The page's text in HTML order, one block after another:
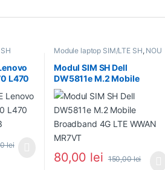
L470
lei
Module laptop SIM/LTE SH, NOU
Modul SIM SH Dell
DW5811e M.2 Mobile
Broadband 4G LTE WWAN
MR7VT
80,00 lei 150,00lei